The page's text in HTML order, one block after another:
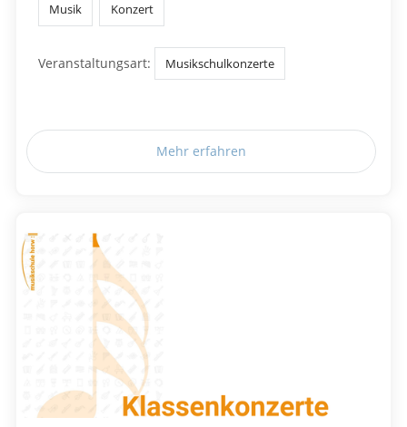
Musik Konzert
Veranstaltungsart: Musikschulkonzerte
Mehr erfahren